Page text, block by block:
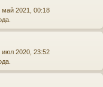
май 2021, 00:18
июл 2020, 23:52